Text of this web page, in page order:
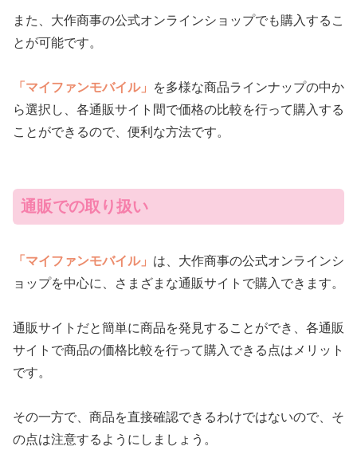
また、大作商事の公式オンラインショップでも購入するこ
とが可能です。
「マイファンモバイル」
を多様な商品ラインナップの中か
ら選択し、各通販サイト間で価格の比較を行って購入する
ことができるので、便利な方法です。
通販での取り扱い
「マイファンモバイル」 は、大作商事の公式オンラインシ
ョップを中心に、さまざまな通販サイトで購入できます。
通販サイトだと簡単に商品を発見することができ、各通販
サイトで商品の価格比較を行って購入できる点はメリット
です。
その一方で、商品を直接確認できるわけではないので、そ
の点は注意するようにしましょう。